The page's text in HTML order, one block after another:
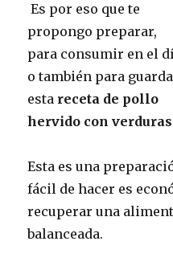
Es por eso que te
propongo preparar,
para consumir en el
o también para
esta receta de pollo
hervido con verduras
Esta es una
fácil de hacer es
recuperar una
balanceada.